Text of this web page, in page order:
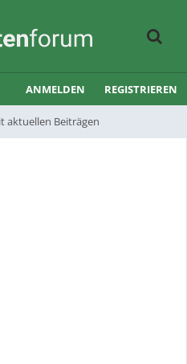
aktuellen Beiträgen
ANMELDEN REGISTRIEREN